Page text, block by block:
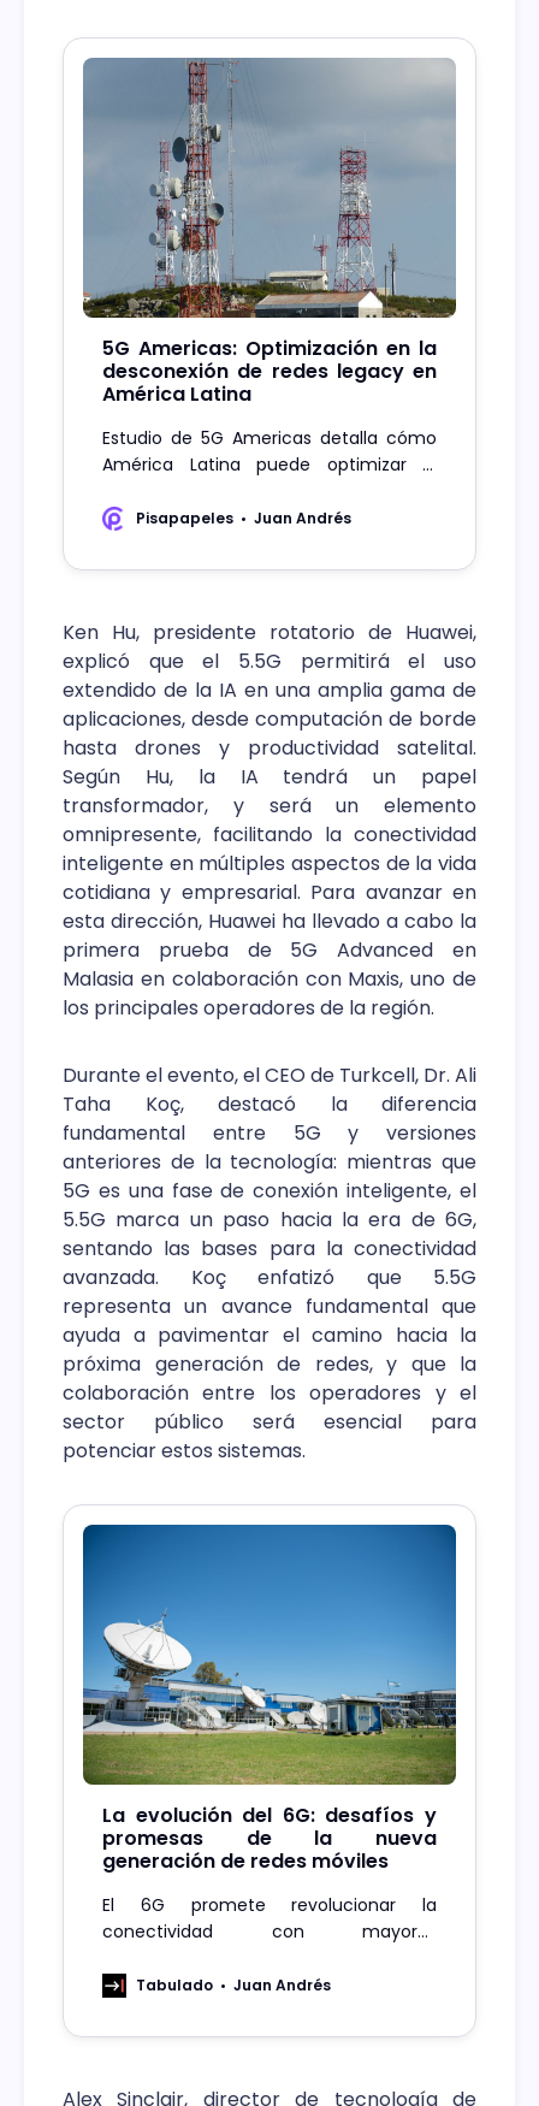
5G Americas: Optimización en la
desconexión de redes legacy en
América Latina
Estudio de 5G Americas detalla cómo
América Latina puede optimizar el
el despliegue de 5G.
Pisapapeles Juan Andrés
Ken Hu, presidente rotatorio de Huawei,
explicó que el 5.5G permitirá el uso
extendido de la IA en una amplia gama de
aplicaciones, desde computación de borde
hasta drones y productividad satelital.
Según Hu, la IA tendrá un papel
transformador, y será un elemento
omnipresente, facilitando la conectividad
inteligente en múltiples aspectos de la vida
cotidiana y empresarial. Para avanzar en
esta dirección, Huawei ha llevado a cabo la
primera prueba de 5G Advanced en
Malasia en colaboración con Maxis, uno de
los principales operadores de la región.
Durante el evento, el CEO de Turkcell, Dr. Ali
Taha Koç, destacó la diferencia
fundamental entre 5G y versiones
anteriores de la tecnología: mientras que
5G es una fase de conexión inteligente, el
5.5G marca un paso hacia la era de 6G,
sentando las bases para la conectividad
avanzada. Koç enfatizó que 5.5G
representa un avance fundamental que
ayuda a pavimentar el camino hacia la
próxima generación de redes, y que la
colaboración entre los operadores y el
sector público será esencial para
potenciar estos sistemas.
La evolución del 6G: desafíos y
promesas de la nueva
generación de redes móviles
El 6G promete revolucionar la
conectividad con mayores
aplicaciones avanzadas en sectores
Tabulado Juan Andrés
Alex Sinclair, director de tecnología de